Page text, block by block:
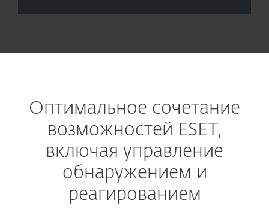
Оптимальное сочетание
возможностей ESET,
включая управление
обнаружением и
реагированием